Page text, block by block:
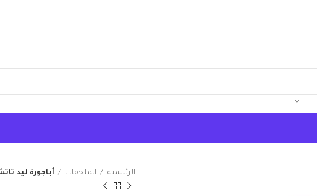
الرئيسية الملحقات أباجورة ليد